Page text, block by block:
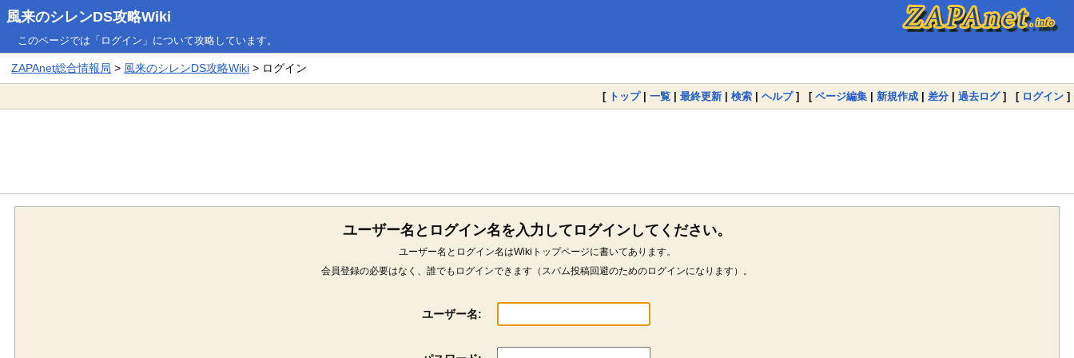
風来のシレンDS攻略Wiki
このページでは「ログイン」について攻略しています。
ZAPAnet総合情報局 > 風来のシレンDS攻略Wiki > ログイン
[ トップ| 一覧 | 最終更新 | 検索 | ヘルプ] [ ページ編集 | 新規作成 | 差分 | 過去ログ] [ ログイン ]
ユーザー名とログイン名を入力してログインしてください。
ユーザー名とログイン名はWikiトップページに書いてあります。
会員登録の必要はなく、誰でもログインできます（スパム投稿回避のためのログインになります）。
ユーザー名: